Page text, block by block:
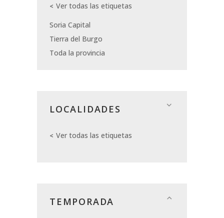
Ver todas las etiquetas
Soria Capital
Tierra del Burgo
Toda la provincia
LOCALIDADES
Ver todas las etiquetas
TEMPORADA